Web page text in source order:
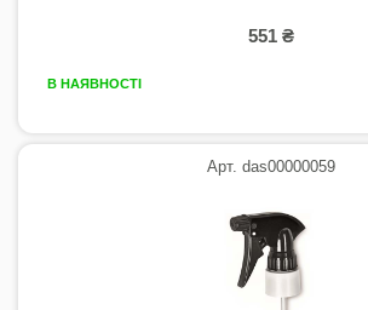
551 ₴
В НАЯВНОСТІ
Арт. das00000059